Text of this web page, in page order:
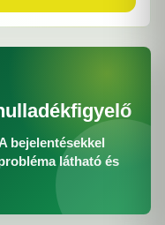
bejelentésekkel
látható és